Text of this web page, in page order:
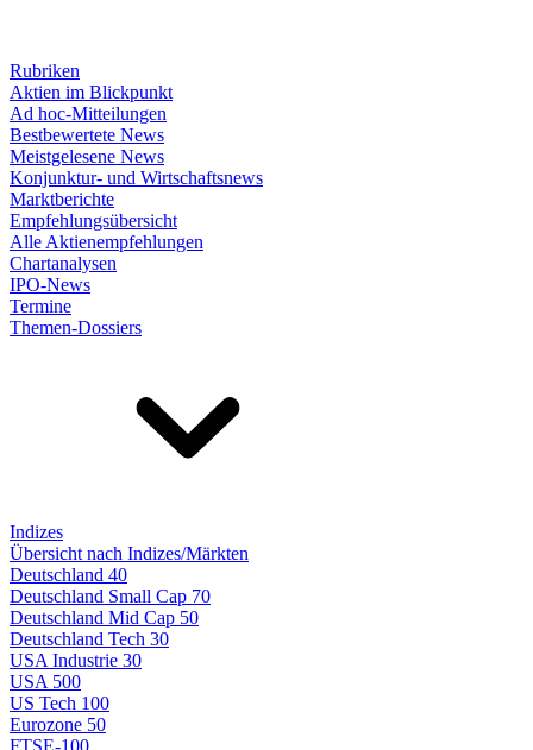
Rubriken
Aktien im Blickpunkt
Ad hoc-Mitteilungen
Bestbewertete News
Meistgelesene News
Konjunktur- und Wirtschaftsnews
Marktberichte
Empfehlungsübersicht
Alle Aktienempfehlungen
Chartanalysen
IPO-News
Termine
Themen-Dossiers
Indizes
Übersicht nach Indizes/Märkten
Deutschland 40
Deutschland Small Cap 70
Deutschland Mid Cap 50
Deutschland Tech 30
USA Industrie 30
USA 500
US Tech 100
Eurozone 50
FTSE-100